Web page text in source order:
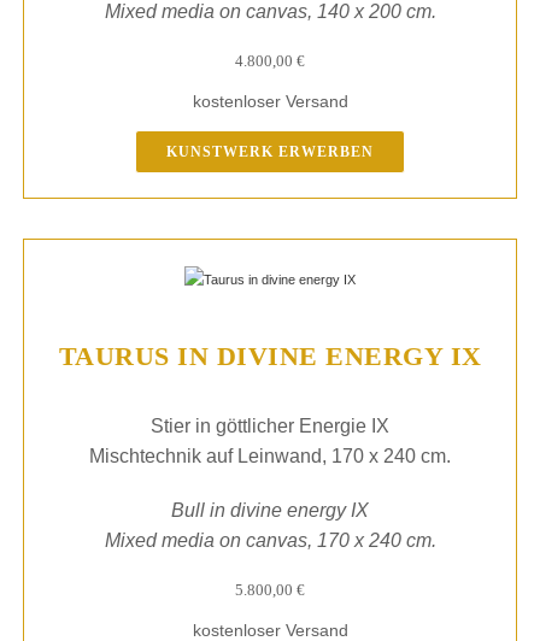
Mixed media on canvas, 140 x 200 cm.
4.800,00 €
kostenloser Versand
KUNSTWERK ERWERBEN
TAURUS IN DIVINE ENERGY IX
Stier in göttlicher Energie IX
Mischtechnik auf Leinwand, 170 x 240 cm.
Bull in divine energy IX
Mixed media on canvas, 170 x 240 cm.
5.800,00 €
kostenloser Versand